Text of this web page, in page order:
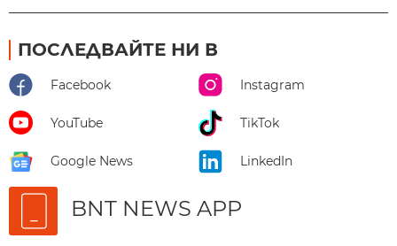
ПОСЛЕДВАЙТЕ НИ В
Facebook Instagram
YouTube TikTok
Google News LinkedIn
BNT NEWS APP